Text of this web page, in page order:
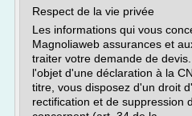
Respect de la vie privée
Les informations qui vous
Magnoliaweb assurances et
traiter votre demande de
l'objet d'une déclaration à la
titre, vous disposez d'un droit
rectification et de suppression